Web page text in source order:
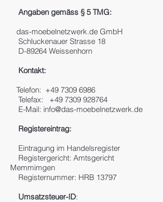
Angaben gemäss § 5 TMG:
das-moebelnetzwerk.de GmbH
Schluckenauer Strasse 18
D-89264 Weissenhorn
Kontakt:
Telefon: +49 7309 6986
Telefax: +49 7309 928764
E-Mail: info@das-moebelnetzwerk.de
Registereintrag:
Eintragung im Handelsregister
Registergericht: Amtsgericht
Memmimgen
Registernummer: HRB 13797
Umsatzsteuer-ID: